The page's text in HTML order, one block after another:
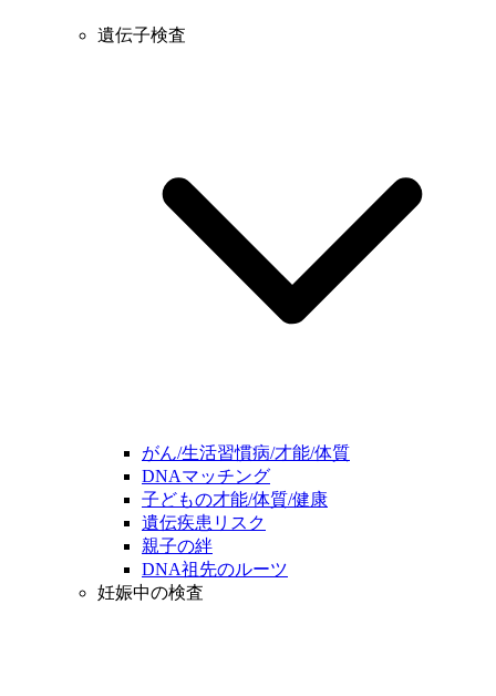
遺伝子検査
がん/生活習慣病/才能/体質
DNAマッチング
子どもの才能/体質/健康
遺伝疾患リスク
親子の絆
DNA祖先のルーツ
妊娠中の検査